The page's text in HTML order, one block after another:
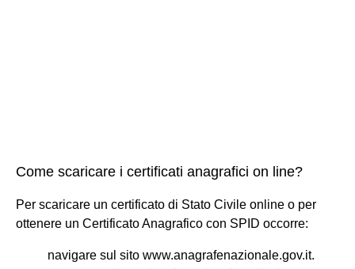
Come scaricare i certificati anagrafici on line?
Per scaricare un certificato di Stato Civile online o per
ottenere un Certificato Anagrafico con SPID occorre:
navigare sul sito www.anagrafenazionale.gov.it.